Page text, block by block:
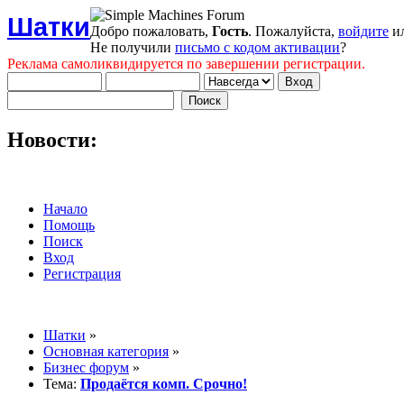
ШаткиДобро пожаловать, Гость. Пожалуйста, войдите
Не получили письмо с кодом активации?
Реклама самоликвидируется по завершении регистрации.
Новости:
Начало
Помощь
Поиск
Вход
Регистрация
Шатки »
Основная категория »
Бизнес форум »
Тема: Продаётся комп. Срочно!